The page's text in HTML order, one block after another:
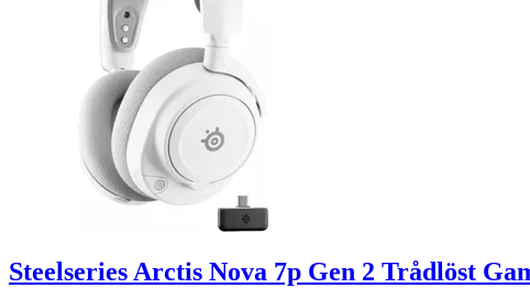
Steelseries Arctis Nova 7p Gen 2 Trådlöst